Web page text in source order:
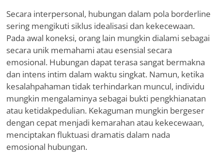
Secara interpersonal, hubungan dalam pola borderline
sering mengikuti siklus idealisasi dan kekecewaan.
Pada awal koneksi, orang lain mungkin dialami sebagai
secara unik memahami atau esensial secara
emosional. Hubungan dapat terasa sangat bermakna
dan intens intim dalam waktu singkat. Namun, ketika
kesalahpahaman tidak terhindarkan muncul, individu
mungkin mengalaminya sebagai bukti pengkhianatan
atau ketidakpedulian. Kekaguman mungkin bergeser
dengan cepat menjadi kemarahan atau kekecewaan,
menciptakan fluktuasi dramatis dalam nada
emosional hubungan.